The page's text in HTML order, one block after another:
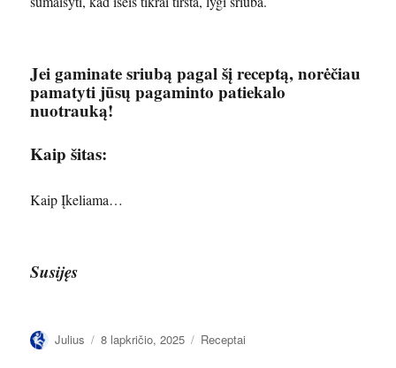
Jei gaminate sriubą pagal šį receptą, norėčiau
pamatyti jūsų pagaminto patiekalo
nuotrauką!
Kaip šitas:
Kaip Įkeliama…
Susijęs
Autorius
Julius Paskelbta
8 lapkričio, 2025 Kategorijos
Receptai